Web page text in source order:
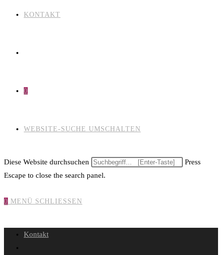
KONTAKT
0
WEBSITE-SUCHE UMSCHALTEN
Diese Website durchsuchen
Press
Escape to close the search panel.
0 MENÜ SCHLIESSEN
Kontakt